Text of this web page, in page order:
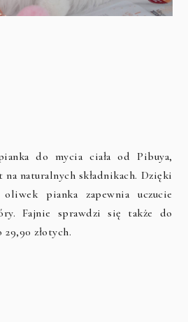
do mycia ciała od Pibuya,
naturalnych składnikach. Dzięki
pianka zapewnia uczucie
Fajnie sprawdzi się także do
złotych.